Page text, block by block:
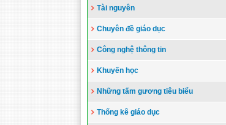
Tài nguyên
Chuyên đề giáo dục
Công nghệ thông tin
Khuyến học
Những tấm gương tiêu biểu
Thống kê giáo dục